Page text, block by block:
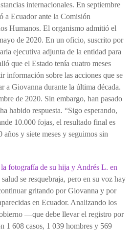
internacionales. En septiembre
a Ecuador ante la Comisión
Humanos. El organismo admitió el
de 2020. En un oficio, suscrito por
ejecutiva adjunta de la entidad para
que el Estado tenía cuatro meses
información sobre las acciones que se
a Giovanna durante la última década.
de 2020. Sin embargo, han pasado
habido respuesta. “Sigo esperando,
10.000 fojas, el resultado final es
años y siete meses y seguimos sin
fotografía de su hija y Andrés L. en
salud se resquebraja, pero en su voz hay
gritando por Giovanna y por
en Ecuador. Analizando los
—que debe llevar el registro por
1 608 casos, 1 039 hombres y 569